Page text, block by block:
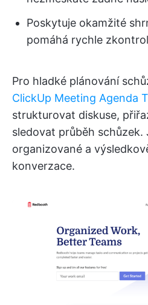
Poskytuje okamžité
pomáhá rychle
Pro hladké plánování
ClickUp Meeting Agenda
strukturovat diskuse,
sledovat průběh schůzek.
organizované a
konverzace.